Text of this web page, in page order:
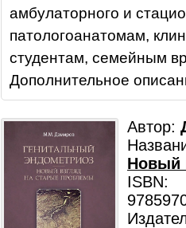
амбулаторного и
патологоанатомам,
студентам, семейным
Дополнительное
Автор:
Новый